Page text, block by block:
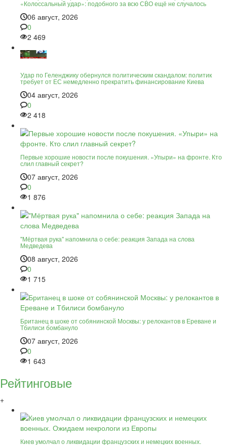
«Колоссальный удар»: подобного за всю СВО ещё не случалось
06 август, 2026
0
2 469
Удар по Геленджику обернулся политическим скандалом: политик
требует от ЕС немедленно прекратить финансирование Киева
04 август, 2026
0
2 418
Первые хорошие новости после покушения. «Упыри» на фронте. Кто
слил главный секрет?
07 август, 2026
0
1 876
"Мёртвая рука" напомнила о себе: реакция Запада на слова
Медведева
08 август, 2026
0
1 715
Британец в шоке от собянинской Москвы: у релокантов в Ереване и
Тбилиси бомбануло
07 август, 2026
0
1 643
Рейтинговые
+
Киев умолчал о ликвидации французских и немецких военных.